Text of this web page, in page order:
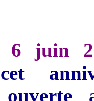
6 juin